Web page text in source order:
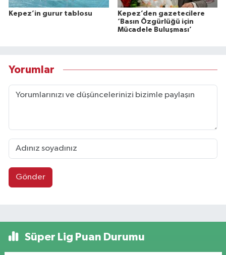
Kepez’in gurur tablosu
Kepez’den gazetecilere
‘Basın Özgürlüğü için
Mücadele Buluşması’
Yorumlar
Gönder
Süper Lig Puan Durumu